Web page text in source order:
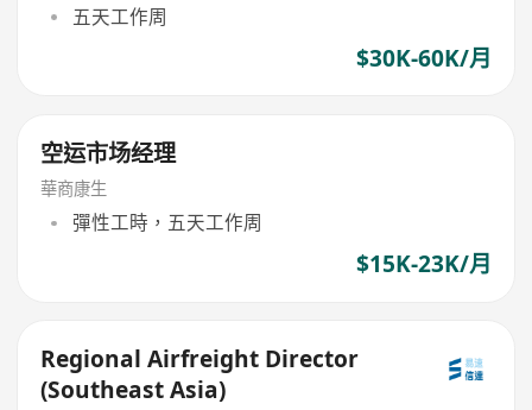
五天工作周
$30K-60K/月
空运市场经理
華商康生
彈性工時，五天工作周
$15K-23K/月
Regional Airfreight Director
(Southeast Asia)